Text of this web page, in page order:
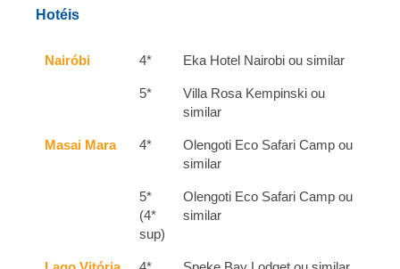
Hotéis
Nairóbi 4* Eka Hotel Nairobi ou similar
5*
Villa Rosa Kempinski ou
similar
Masai Mara 4*
Olengoti Eco Safari Camp ou
similar
5*
(4*
sup)
Olengoti Eco Safari Camp ou
similar